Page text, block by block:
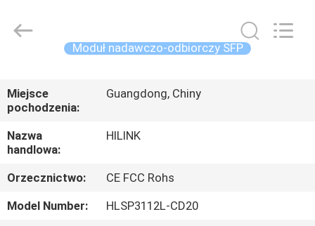
DOMU
PRODUKTY
O
NAS
Technology
Co.,Ltd..
Moduł nadawczo-odbiorczy SFP
Miejsce
pochodzenia:
Guangdong, Chiny
Nazwa
handlowa:
HILINK
Orzecznictwo:
CE FCC Rohs
Model Number:
HLSP3112L-CD20